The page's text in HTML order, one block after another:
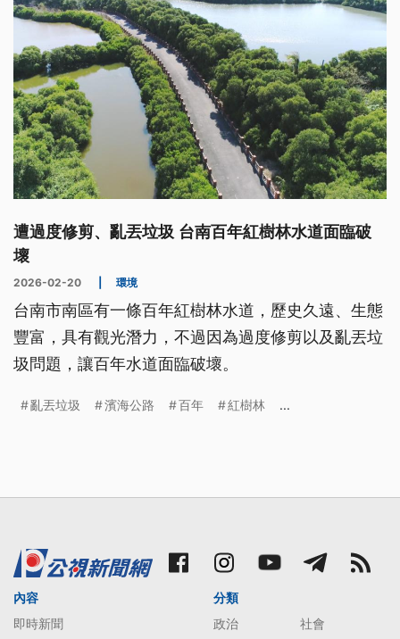
遭過度修剪、亂丟垃圾 台南百年紅樹林水道面臨破
壞
2026-02-20 環境
台南市南區有一條百年紅樹林水道，歷史久遠、生態
豐富，具有觀光潛力，不過因為過度修剪以及亂丟垃
圾問題，讓百年水道面臨破壞。
亂丟垃圾 濱海公路 百年 紅樹林 ...
內容
即時新聞
分類
政治
社會